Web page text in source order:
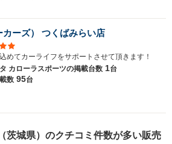
ーズ） つくばみらい店
めてカーライフをサポートさせて頂きます！
カローラスポーツの掲載台数 1台
数 95台
茨城県）のクチコミ件数が多い販売